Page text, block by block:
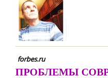
forbes.ru
ПРОБЛЕМЫ